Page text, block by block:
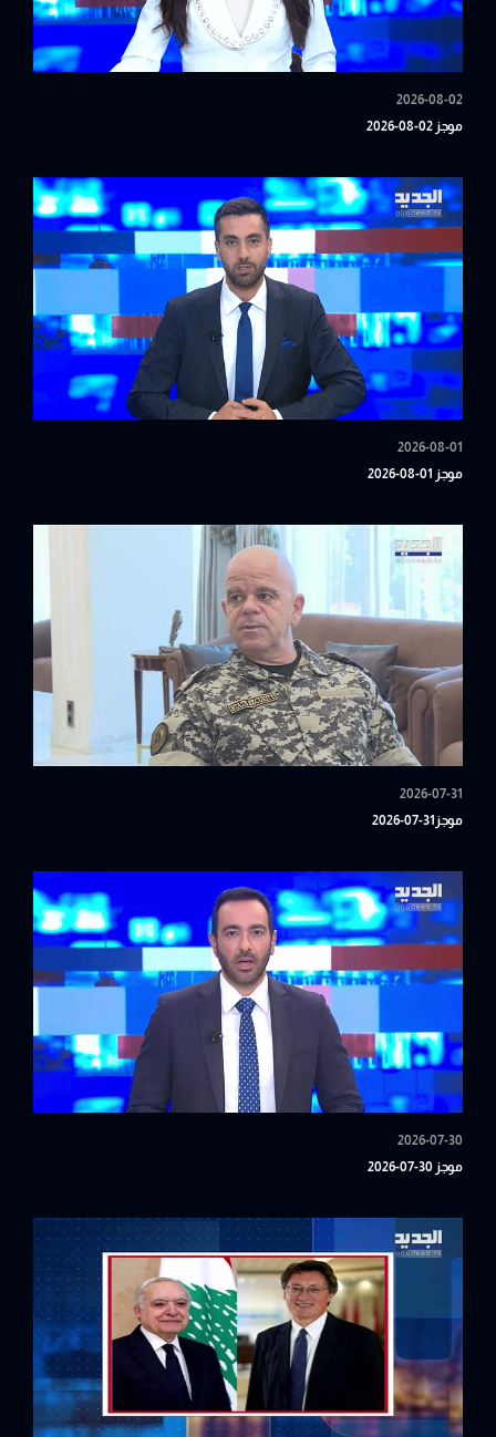
2026-08-02
موجز 02-08-2026
2026-08-01
موجز 01-08-2026
2026-07-31
موجز31-07-2026
2026-07-30
موجز 30-07-2026